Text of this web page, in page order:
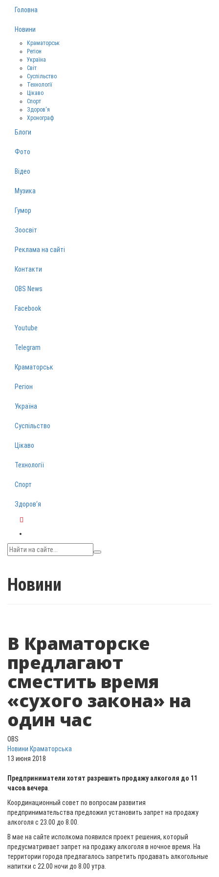
Головна
Новини
Краматорськ
Регіон
Україна
Світ
Суспільство
Технології
Цікаво
Спорт
Здоров‘я
Хронограф
Блоги
Фото
Відео
Музика
Гумор
Зоосвіт
Реклама на сайті
Контакти
OBS News
Facebook
Youtube
Telegram
Краматорськ
Регіон
Україна
Суспільство
Цікаво
Технології
Спорт
Здоров‘я
Новини
В Краматорске
предлагают
сместить время
«сухого закона» на
один час
OBS
Новини Краматорська
13 июня 2018
Предприниматели хотят разрешить продажу алкоголя до 11
часов вечера
Координационный совет по вопросам развития
предпринимательства предложил установить запрет на продажу
алкоголя с 23.00 до 8.00.
В мае на сайте исполкома появился проект решения, который
предусматривает запрет на продажу алкоголя в ночное время. На
территории города предлагалось запретить продавать алкогольные
напитки с 22.00 ночи до 8.00 утра.